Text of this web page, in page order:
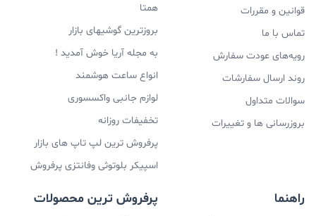
قوانین و مقررات
تماس با ما
رویه‌های عودت سفارش
روند ارسال سفارشات
سوالات متداول
بروزرسانی ها و تغییرات
همتا
بروزترین گوشیهای بازار
به مجله آریا خوش آمدید !
انواع ساعت هوشمند
لوازم جانبی واکسسوری
تخفیفات روزانه
پرفروش ترین لپ تاپ های بازار
اسپیکر بلوتوثی وفانتزی پرفروش
راهنما پرفروش ترین محصولات